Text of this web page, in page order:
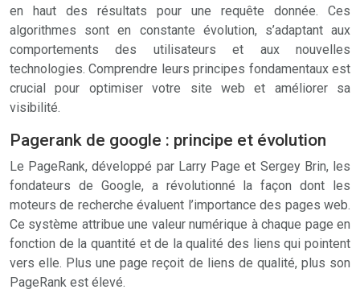
en haut des résultats pour une requête donnée. Ces
algorithmes sont en constante évolution, s’adaptant aux
comportements des utilisateurs et aux nouvelles
technologies. Comprendre leurs principes fondamentaux est
crucial pour optimiser votre site web et améliorer sa
visibilité.
Pagerank de google : principe et évolution
Le PageRank, développé par Larry Page et Sergey Brin, les
fondateurs de Google, a révolutionné la façon dont les
moteurs de recherche évaluent l’importance des pages web.
Ce système attribue une valeur numérique à chaque page en
fonction de la quantité et de la qualité des liens qui pointent
vers elle. Plus une page reçoit de liens de qualité, plus son
PageRank est élevé.